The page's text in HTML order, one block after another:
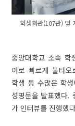
학생회관(107관) 앞
중앙대학교 소속 학
여로 빠르게 불타오
학생 등 수많은 학
성명문을 발표했다.
가 인터뷰를 진행했